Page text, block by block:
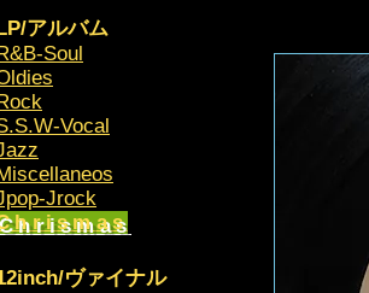
アルバム
Soul
Vocal
Jrock
ヴァイナル